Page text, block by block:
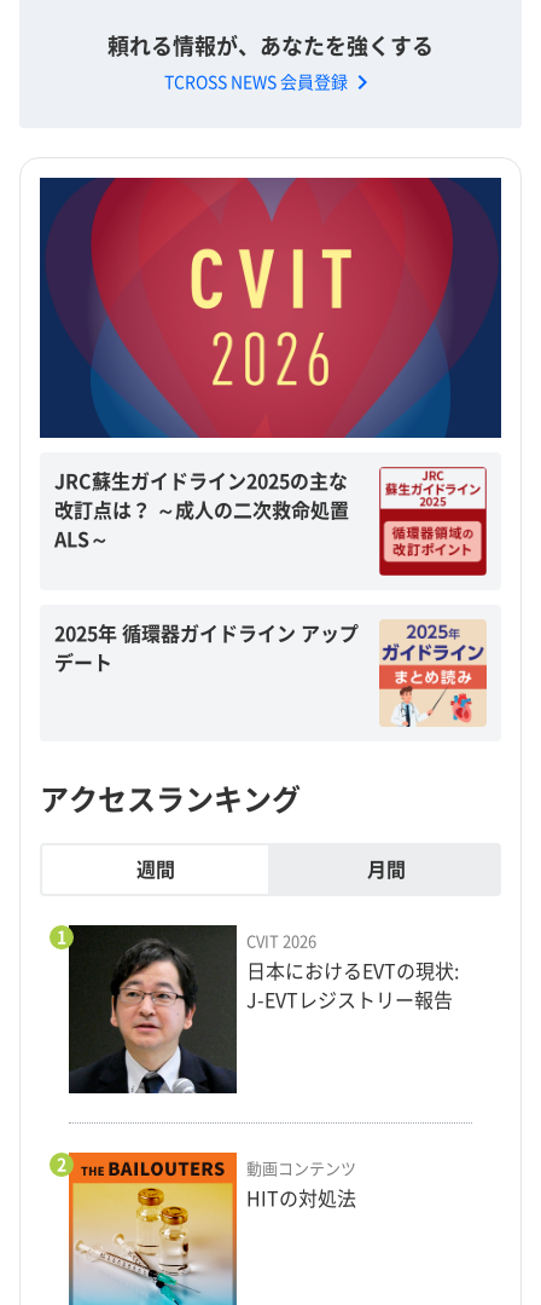
頼れる情報が、あなたを強くする
TCROSS NEWS 会員登録 chevron_right
JRC蘇生ガイドライン2025の主な
改訂点は？ ～成人の二次救命処置
ALS～
2025年 循環器ガイドライン アップ
デート
アクセスランキング
週間 月間
1 CVIT 2026
日本におけるEVTの現状:
J-EVTレジストリー報告
2 動画コンテンツ
HITの対処法